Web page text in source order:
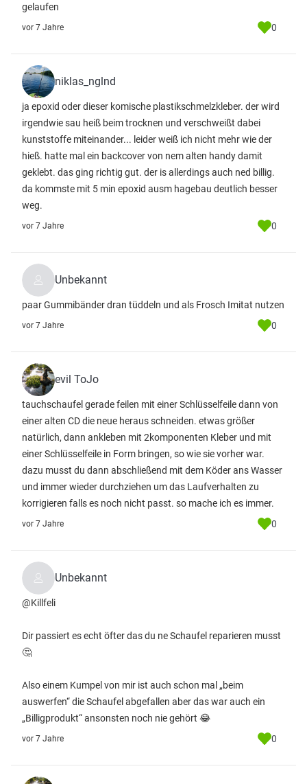
gelaufen
vor 7 Jahre 0
niklas_nglnd
ja epoxid oder dieser komische plastikschmelzkleber. der wird
irgendwie sau heiß beim trocknen und verschweißt dabei
kunststoffe miteinander... leider weiß ich nicht mehr wie der
hieß. hatte mal ein backcover von nem alten handy damit
geklebt. das ging richtig gut. der is allerdings auch ned billig.
da kommste mit 5 min epoxid ausm hagebau deutlich besser
weg.
vor 7 Jahre 0
Unbekannt
paar Gummibänder dran tüddeln und als Frosch Imitat nutzen
vor 7 Jahre 0
evil ToJo
tauchschaufel gerade feilen mit einer Schlüsselfeile dann von
einer alten CD die neue heraus schneiden. etwas größer
natürlich, dann ankleben mit 2komponenten Kleber und mit
einer Schlüsselfeile in Form bringen, so wie sie vorher war.
dazu musst du dann abschließend mit dem Köder ans Wasser
und immer wieder durchziehen um das Laufverhalten zu
korrigieren falls es noch nicht passt. so mache ich es immer.
vor 7 Jahre 0
Unbekannt
@Killfeli
Dir passiert es echt öfter das du ne Schaufel reparieren musst
🤔
Also einem Kumpel von mir ist auch schon mal „beim
auswerfen“ die Schaufel abgefallen aber das war auch ein
„Billigprodukt“ ansonsten noch nie gehört 😂
vor 7 Jahre 0